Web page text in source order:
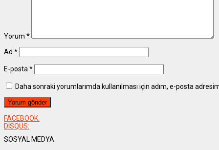
Yorum *
Ad *
E-posta *
Daha sonraki yorumlarımda kullanılması için adım, e-posta
FACEBOOK:
DISQUS:
SOSYAL MEDYA